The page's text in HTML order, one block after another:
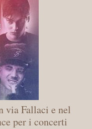
via Fallaci e nel
per i concerti